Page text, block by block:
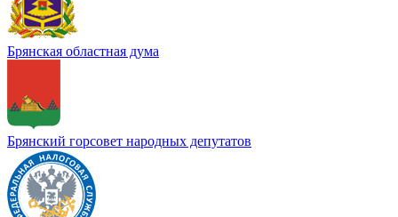
Брянская областная дума
Брянский горсовет народных депутатов